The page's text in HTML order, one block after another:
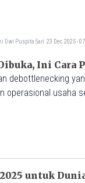
Dwi Puspita Sari 23 Dec 2025 -
Ini Cara
debottlenecking
operasional usaha
untuk